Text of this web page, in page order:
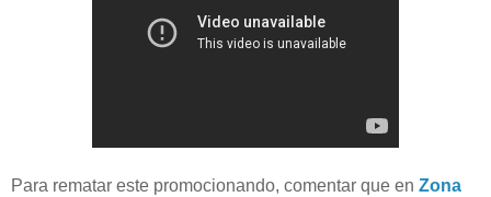
Para rematar este promocionando, comentar que en Zona